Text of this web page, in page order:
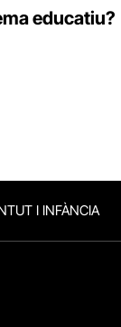
educatiu?
I INFÀNCIA